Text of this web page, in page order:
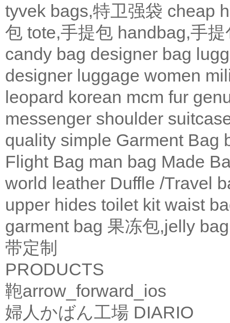
tyvek bags,特卫强袋 cheap
包 tote,手提包 handbag,手提
candy bag designer bag
designer luggage women
leopard korean mcm fur
messenger shoulder
quality simple Garment Bag
Flight Bag man bag Made
world leather Duffle /Travel
upper hides toilet kit waist
garment bag 果冻包,jelly bag
带定制
PRODUCTS
鞄arrow_forward_ios
婦人かばん工場 DIARIO